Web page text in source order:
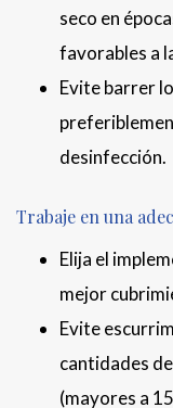
seco en
favorables a
Evite barrer
desinfección.
Trabaje en una
Elija el
mejor
Evite
cantidades
(mayores a